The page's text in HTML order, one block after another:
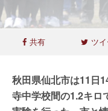
共有 ツ
秋田県仙北市は11日
寺中学校間の1.2キロ